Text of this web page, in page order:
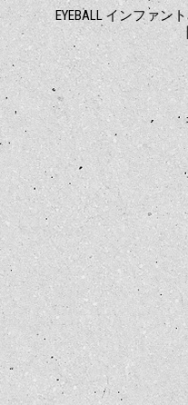
EYEBALL インファン